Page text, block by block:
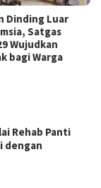
Kodim
Jalin
Warga,
Rehab Panti
dengan